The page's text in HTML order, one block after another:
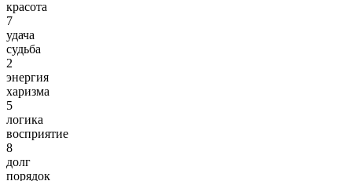
красота
7
удача
судьба
2
энергия
харизма
5
логика
восприятие
8
долг
порядок